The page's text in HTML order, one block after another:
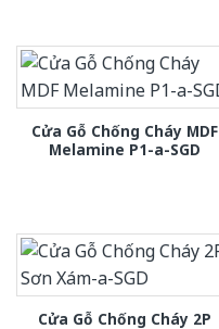
Cửa Gỗ Chống Cháy MDF
Melamine P1-a-SGD
Cửa Gỗ Chống Cháy 2P